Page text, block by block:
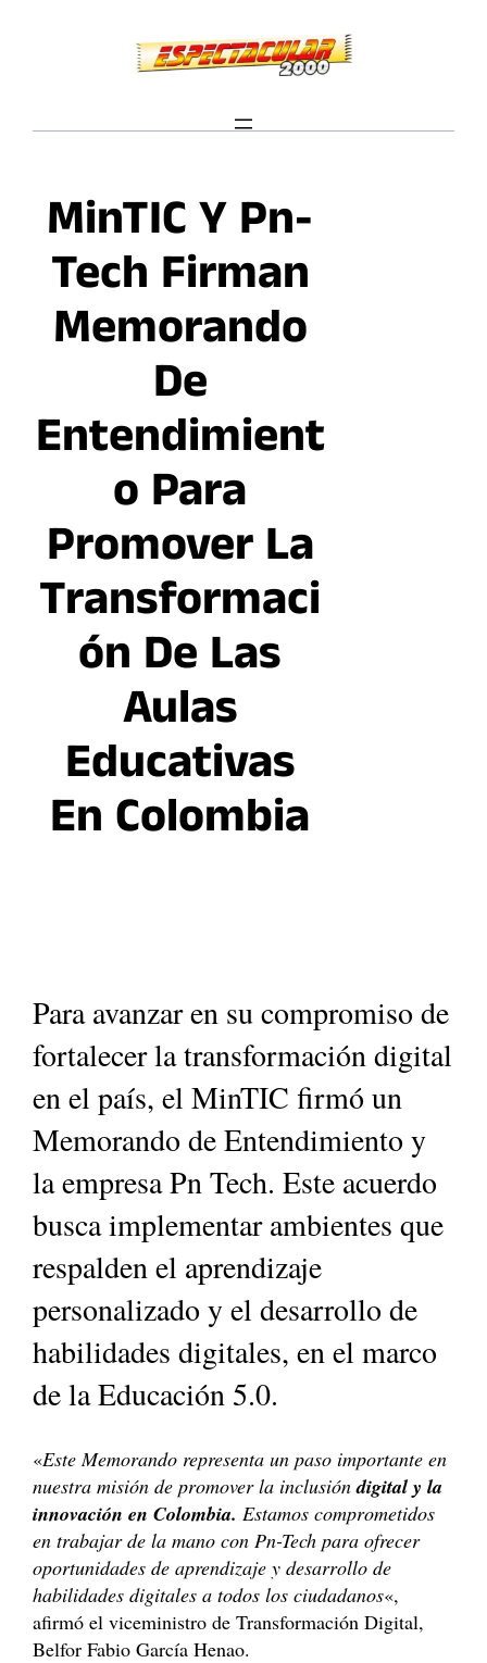
MinTIC Y Pn-
Tech Firman
Memorando
De
Entendimient
O Para
Promover La
Transformaci
Ón De Las
Aulas
Educativas
En Colombia
Para avanzar en su compromiso de
fortalecer la transformación digital
en el país, el MinTIC firmó un
Memorando de Entendimiento y
la empresa Pn Tech. Este acuerdo
busca implementar ambientes que
respalden el aprendizaje
personalizado y el desarrollo de
habilidades digitales, en el marco
de la Educación 5.0.
«Este Memorando representa un paso importante en
nuestra misión de promover la inclusióndigital y la
innovación en Colombia. Estamos comprometidos
en trabajar de la mano con Pn-Tech para ofrecer
oportunidades de aprendizaje y desarrollo de
habilidades digitales a todos los ciudadanos«,
afirmó el viceministro de Transformación Digital,
Belfor Fabio García Henao.